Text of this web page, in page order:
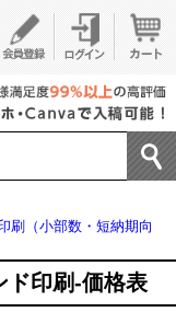
刷（小部数・短納期向
ド印刷-価格表